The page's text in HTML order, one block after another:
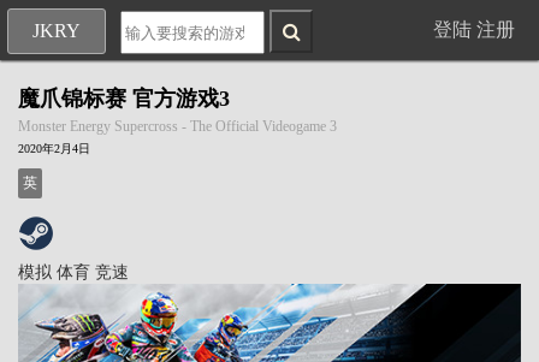
JKRY 登陆 注册
魔爪锦标赛 官方游戏3
Monster Energy Supercross - The Official Videogame 3
2020年2月4日
英
模拟 体育 竞速